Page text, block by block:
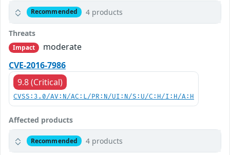
Recommended 4 products
Threats
Impact
moderate
CVE-2016-7986
9.8 (Critical)
CVSS:3.0/AV:N/AC:L/PR:N/UI:N/S:U/C:H/I:H/A:H
Affected products
Recommended 4 products